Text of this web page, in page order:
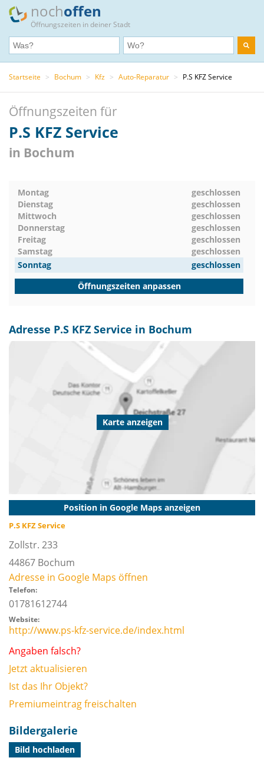
nochoffen
Öffnungszeiten in deiner Stadt
Startseite > Bochum > Kfz > Auto-Reparatur > P.S KFZ Service
Öffnungszeiten für
P.S KFZ Service
in Bochum
Montag
geschlossen
Dienstag
geschlossen
Mittwoch
geschlossen
Donnerstag
geschlossen
Freitag
geschlossen
Samstag
geschlossen
Sonntag
geschlossen
Öffnungszeiten anpassen
Adresse P.S KFZ Service in Bochum
Karte anzeigen
Position in Google Maps anzeigen
P.S KFZ Service
Zollstr. 233
44867 Bochum
Adresse in Google Maps öffnen
Telefon:
01781612744
Website:
http://www.ps-kfz-service.de/index.html
Angaben falsch?
Jetzt aktualisieren
Ist das Ihr Objekt?
Premiumeintrag freischalten
Bildergalerie
Bild hochladen